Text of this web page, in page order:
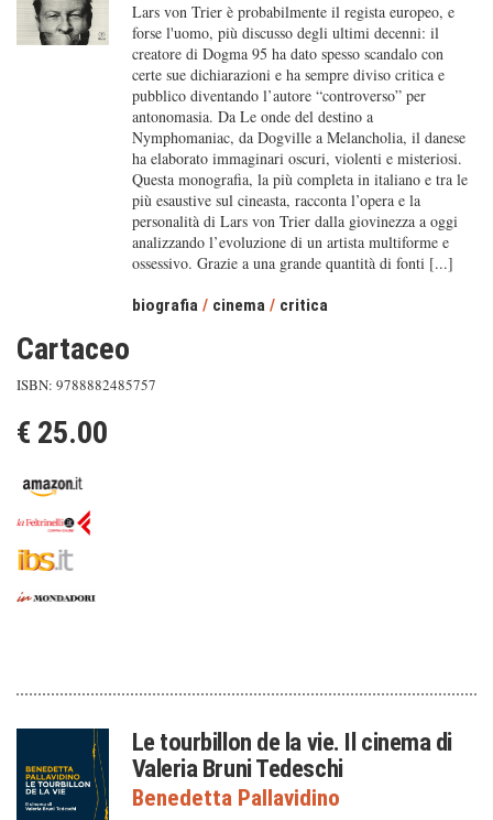
Lars von Trier è probabilmente il regista europeo, e
forse l'uomo, più discusso degli ultimi decenni: il
creatore di Dogma 95 ha dato spesso scandalo con
certe sue dichiarazioni e ha sempre diviso critica e
pubblico diventando l’autore “controverso” per
antonomasia. Da Le onde del destino a
Nymphomaniac, da Dogville a Melancholia, il danese
ha elaborato immaginari oscuri, violenti e misteriosi.
Questa monografia, la più completa in italiano e tra le
più esaustive sul cineasta, racconta l’opera e la
personalità di Lars von Trier dalla giovinezza a oggi
analizzando l’evoluzione di un artista multiforme e
ossessivo. Grazie a una grande quantità di fonti [...]
biografia / cinema / critica
Cartaceo
ISBN: 9788882485757
€ 25.00
Le tourbillon de la vie. Il cinema di
Valeria Bruni Tedeschi
Benedetta Pallavidino